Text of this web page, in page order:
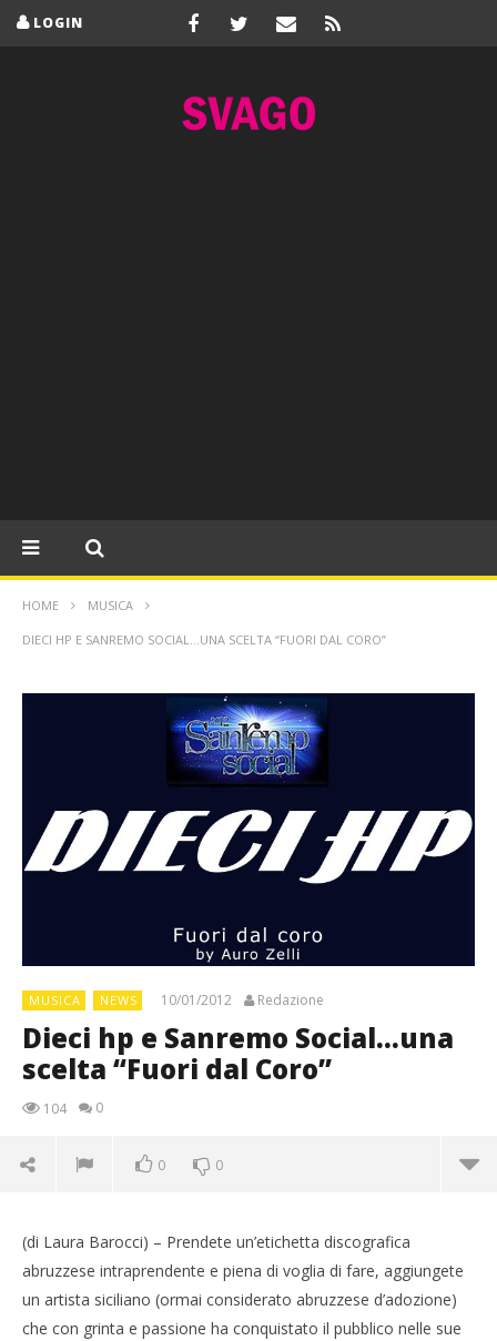
LOGIN
HOME MUSICA
DIECI HP E SANREMO SOCIAL…UNA SCELTA “FUORI DAL CORO”
MUSICA NEWS 10/01/2012 Redazione
Dieci hp e Sanremo Social…una
scelta “Fuori dal Coro”
104 0
0 0
(di Laura Barocci) – Prendete un’etichetta discografica
abruzzese intraprendente e piena di voglia di fare, aggiungete
un artista siciliano (ormai considerato abruzzese d’adozione)
che con grinta e passione ha conquistato il pubblico nelle sue